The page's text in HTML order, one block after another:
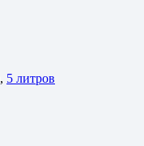
, 5 литров